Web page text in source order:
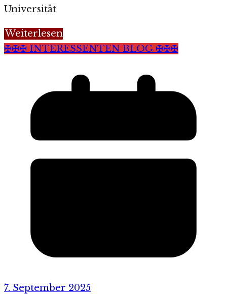
Universität
Weiterlesen
✠✠✠ INTERESSENTEN BLOG ✠✠✠
7. September 2025